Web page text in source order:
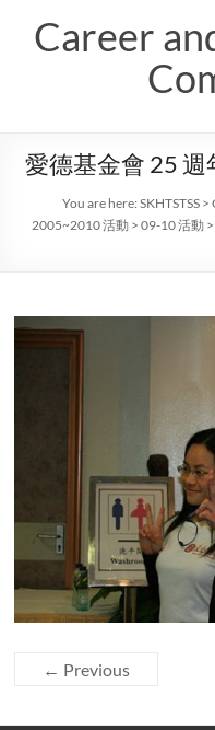
contentCareer
愛德基金會 25 週
You are here:SKHTSTSS >
2005~2010 活動 >09-10 活動
← Previous